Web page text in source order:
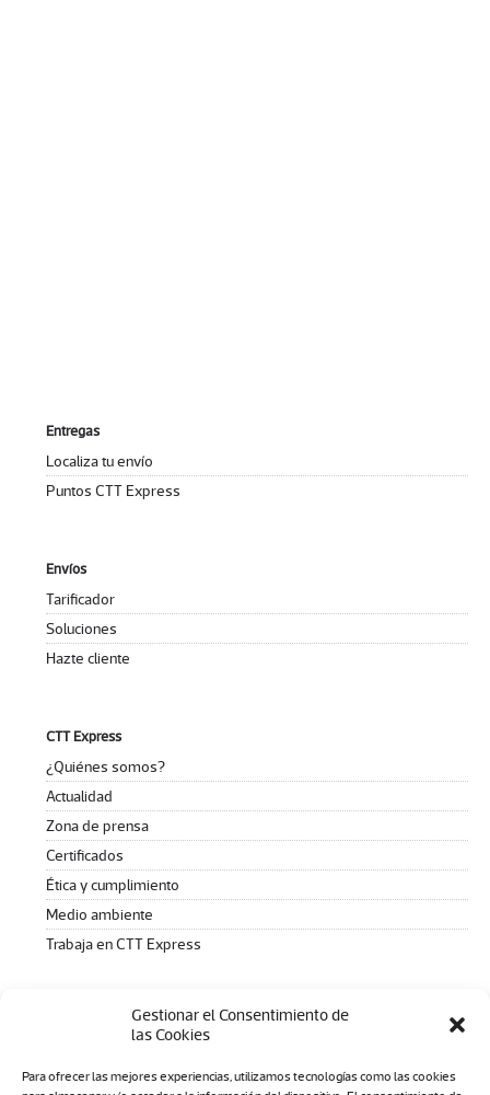
Gestionar el Consentimiento de
las Cookies
Para ofrecer las mejores experiencias, utilizamos tecnologías como las cookies
Entregas
Localiza tu envío
Puntos CTT Express
Envíos
Tarificador
Soluciones
Hazte cliente
CTT Express
¿Quiénes somos?
Actualidad
Zona de prensa
Certificados
Ética y cumplimiento
Medio ambiente
Trabaja en CTT Express